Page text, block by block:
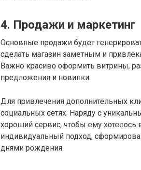
4. Продажи и маркетинг
Основные продажи будет
сделать магазин заметным и
Важно красиво оформить витрины,
предложения и новинки.
Для привлечения дополнительных
социальных сетях. Наряду с
хороший сервис, чтобы ему хотелось
индивидуальный подход,
днями рождения.